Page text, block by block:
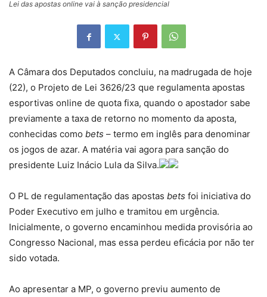
Lei das apostas online vai à sanção presidencial
A Câmara dos Deputados concluiu, na madrugada de hoje
(22), o Projeto de Lei 3626/23 que regulamenta apostas
esportivas online de quota fixa, quando o apostador sabe
previamente a taxa de retorno no momento da aposta,
conhecidas como bets – termo em inglês para denominar
os jogos de azar. A matéria vai agora para sanção do
presidente Luiz Inácio Lula da Silva.
O PL de regulamentação das apostas bets foi iniciativa do
Poder Executivo em julho e tramitou em urgência.
Inicialmente, o governo encaminhou medida provisória ao
Congresso Nacional, mas essa perdeu eficácia por não ter
sido votada.
Ao apresentar a MP, o governo previu aumento de